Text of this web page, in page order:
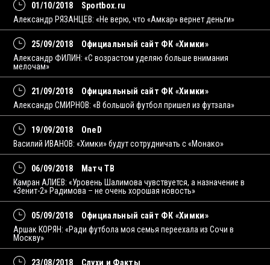
01/10/2018
Sportbox.ru
Александр РЯЗАНЦЕВ: «Не верю, что «Амкар» вернет деньги»
25/09/2018
Официальный сайт ФК «Химки»
Александр ФИЛИН: «С возрастом уделяю больше внимания
мелочам»
21/09/2018
Официальный сайт ФК «Химки»
Александр СМИРНОВ: «В большой футбол пришел из футзала»
19/09/2018
OneD
Василий ИВАНОВ: «Химки» будут сотрудничать с «Монако»
06/09/2018
Матч ТВ
Камран АЛИЕВ: «Уровень Шалимова чувствуется, а назначение в
«Зенит-2» Радимова – не очень хорошая новость»
05/09/2018
Официальный сайт ФК «Химки»
Аршак КОРЯН: «Ради футбола моя семья переехала из Сочи в
Москву»
23/08/2018 Слухи и Факты